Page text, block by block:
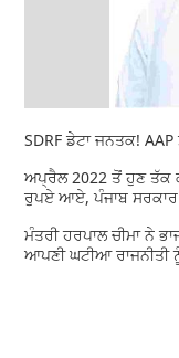
SDRF ਡੇਟਾ ਜਨਤਕ!
ਅਪ੍ਰੈਲ 2022 ਤੋਂ ਹੁਣ ਤੱਕ
ਰੁਪਏ ਆਏ, ਪੰਜਾਬ
ਮੰਤਰੀ ਹਰਪਾਲ ਚੀਮਾ ਨੇ
ਆਪਣੀ ਘਟੀਆ ਰਾਜਨੀਤੀ